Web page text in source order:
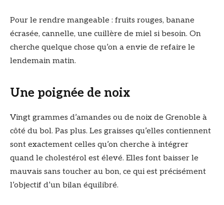
Pour le rendre mangeable : fruits rouges, banane
écrasée, cannelle, une cuillère de miel si besoin. On
cherche quelque chose qu’on a envie de refaire le
lendemain matin.
Une poignée de noix
Vingt grammes d’amandes ou de noix de Grenoble à
côté du bol. Pas plus. Les graisses qu’elles contiennent
sont exactement celles qu’on cherche à intégrer
quand le cholestérol est élevé. Elles font baisser le
mauvais sans toucher au bon, ce qui est précisément
l’objectif d’un bilan équilibré.